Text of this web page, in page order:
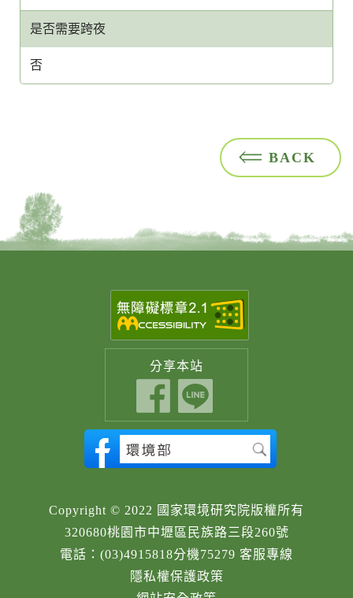
是否需要跨夜
否
BACK
分享本站
Copyright © 2022 國家環境研究院版權所有
320680桃園市中壢區民族路三段260號
電話：(03)4915818分機75279 客服專線
隱私權保護政策